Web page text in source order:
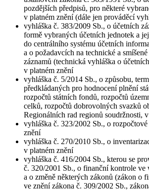
pozdějších předpisů, pro některé
v platném znění (dále jen prováděcí
vyhláška č. 383/2009 Sb., o účetních
formě vybraných účetních jednotek a
do centrálního systému účetních
a o požadavcích na technické a
záznamů (technická vyhláška o
v platném znění
vyhláška č. 5/2014 Sb., o způsobu,
předkládaných pro hodnocení plnění
rozpočtů státních fondů, rozpočtů
celků, rozpočtů dobrovolných svazků
Regionálních rad regionů soudržnosti,
vyhláška č. 323/2002 Sb., o
znění
vyhláška č. 270/2010 Sb., o
v platném znění
vyhláška č. 416/2004 Sb., kterou se
č. 320/2001 Sb., o finanční kontrole ve
a o změně některých zákonů (zákon o
ve znění zákona č. 309/2002 Sb.,